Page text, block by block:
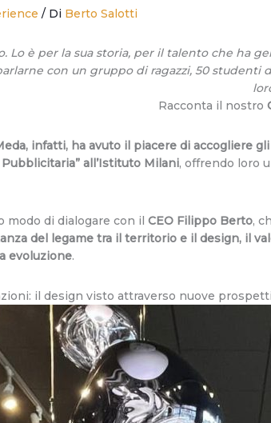
/ Di Berto Salotti
Lo è per la sua storia, per il talento che ha
con un gruppo di ragazzi, 50 studenti
Racconta il nostro
infatti, ha avuto il piacere di accogliere
all’Istituto Milani, offrendo loro
modo di dialogare con il CEO Filippo Berto,
del legame tra il territorio e il design, il
evoluzione.
il design visto attraverso nuove